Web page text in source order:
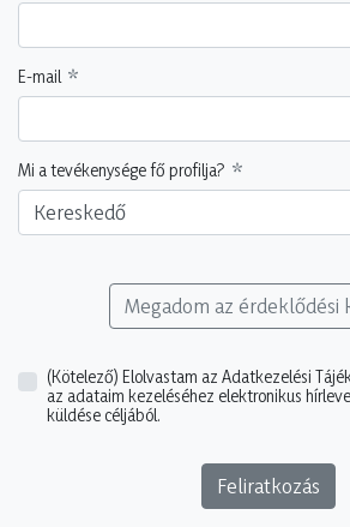
E-mail
Mi a tevékenysége fő profilja?
Kereskedő
Megadom az érdeklődési
(Kötelező) Elolvastam az Adatkezelési
az adataim kezeléséhez elektronikus
küldése céljából.
Feliratkozás